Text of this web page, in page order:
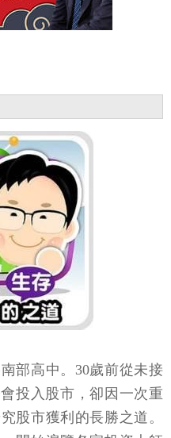
部高中。30歲前從未接
投入股市，卻因一次重
股市獲利的長勝之道。